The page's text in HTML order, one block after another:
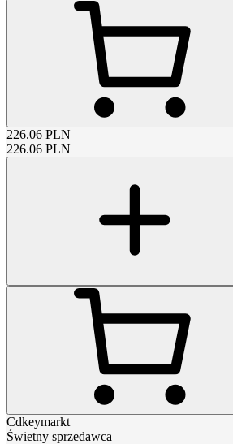
226.06 PLN
226.06 PLN
Cdkeymarkt
Świetny sprzedawca